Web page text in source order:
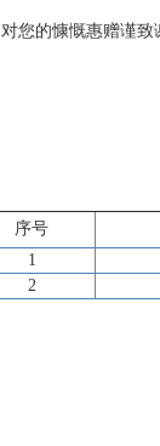
对您的慷慨惠赠谨致
序号
1
2